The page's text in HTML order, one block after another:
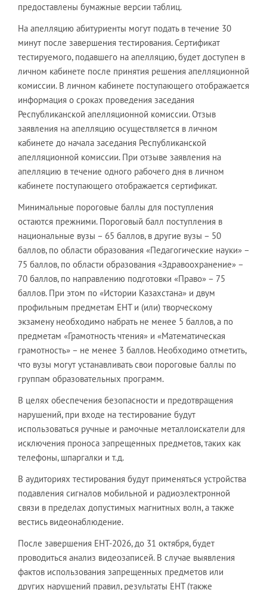
предоставлены бумажные версии таблиц.
На апелляцию абитуриенты могут подать в течение 30
минут после завершения тестирования. Сертификат
тестируемого, подавшего на апелляцию, будет доступен в
личном кабинете после принятия решения апелляционной
комиссии. В личном кабинете поступающего отображается
информация о сроках проведения заседания
Республиканской апелляционной комиссии. Отзыв
заявления на апелляцию осуществляется в личном
кабинете до начала заседания Республиканской
апелляционной комиссии. При отзыве заявления на
апелляцию в течение одного рабочего дня в личном
кабинете поступающего отображается сертификат.
Минимальные пороговые баллы для поступления
остаются прежними. Пороговый балл поступления в
национальные вузы – 65 баллов, в другие вузы – 50
баллов, по области образования «Педагогические науки» –
75 баллов, по области образования «Здравоохранение» –
70 баллов, по направлению подготовки «Право» – 75
баллов. При этом по «Истории Казахстана» и двум
профильным предметам ЕНТ и (или) творческому
экзамену необходимо набрать не менее 5 баллов, а по
предметам «Грамотность чтения» и «Математическая
грамотность» – не менее 3 баллов. Необходимо отметить,
что вузы могут устанавливать свои пороговые баллы по
группам образовательных программ.
В целях обеспечения безопасности и предотвращения
нарушений, при входе на тестирование будут
использоваться ручные и рамочные металлоискатели для
исключения проноса запрещенных предметов, таких как
телефоны, шпаргалки и т.д.
В аудиториях тестирования будут применяться устройства
подавления сигналов мобильной и радиоэлектронной
связи в пределах допустимых магнитных волн, а также
вестись видеонаблюдение.
После завершения ЕНТ-2026, до 31 октября, будет
проводиться анализ видеозаписей. В случае выявления
фактов использования запрещенных предметов или
других нарушений правил, результаты ЕНТ (также